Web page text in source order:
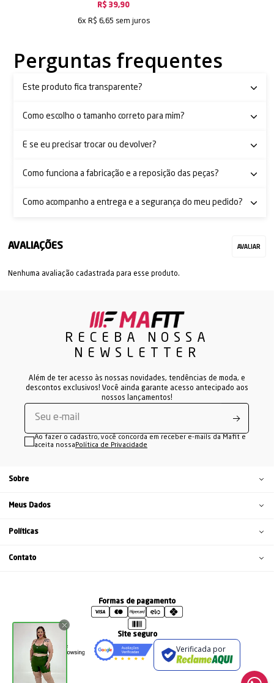
R$ 39,90
6x R$ 6,65 sem juros
Perguntas frequentes
Este produto fica transparente?
Como escolho o tamanho correto para mim?
E se eu precisar trocar ou devolver?
Como funciona a fabricação e a reposição das peças?
Como acompanho a entrega e a segurança do meu pedido?
Nenhuma avaliação cadastrada para esse produto.
RECEBA NOSSA
NEWSLETTER
Além de ter acesso às nossas novidades, tendências de moda, e
descontos exclusivos! Você ainda garante acesso antecipado aos
nossos lançamentos!
Ao fazer o cadastro, você concorda em receber e-mails da Mafit e
aceita nossa Política de Privacidade
Sobre
Meus Dados
Políticas
Contato
Formas de pagamento
Site seguro
Verificada por